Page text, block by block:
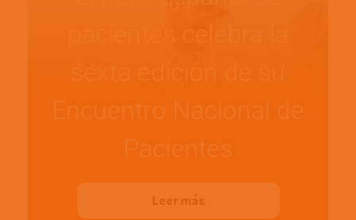
pacientes celebra la
sexta edición de su
Encuentro Nacional de
Pacientes
Leer más